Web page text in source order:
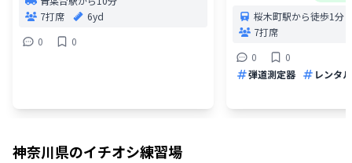
7打席
6yd
0
0
桜木町駅から徒歩1分
7打席
0
0
弾道測定器
レンタ
神奈川県のイチオシ練習場